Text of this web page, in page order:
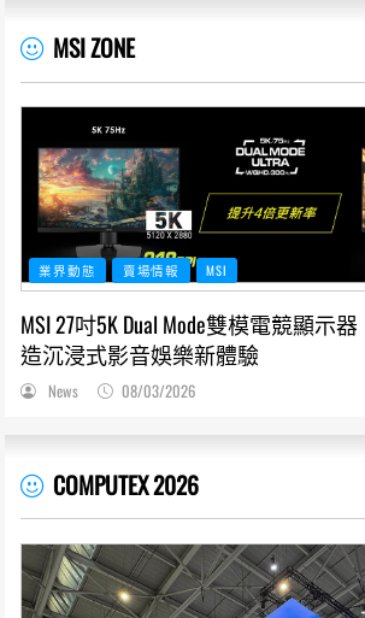
MSI ZONE
業界動態 賣場情報 MSI
MSI 27吋5K Dual Mode雙模電競顯示器
造沉浸式影音娛樂新體驗
News 08/03/2026
COMPUTEX 2026